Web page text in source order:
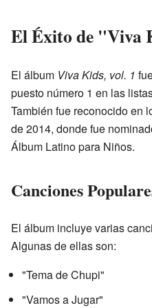
El Éxito de "Viva
El álbum Viva Kids, vol. 1
puesto número 1 en las
También fue reconocido en
de 2014, donde fue
Álbum Latino para Niños.
Canciones
El álbum incluye varias
Algunas de ellas son:
"Tema de Chupi"
"Vamos a Jugar"